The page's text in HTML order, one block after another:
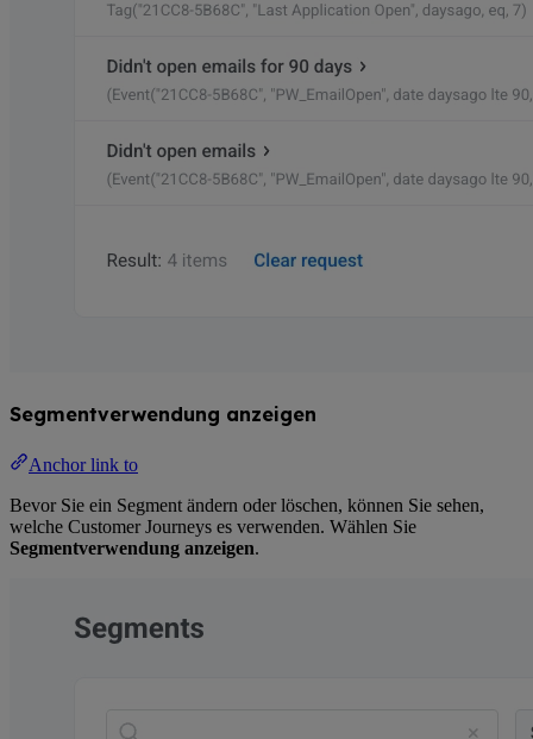
Segmentverwendung anzeigen
Anchor link to
Bevor Sie ein Segment ändern oder löschen, können Sie sehen,
welche Customer Journeys es verwenden. Wählen Sie
Segmentverwendung anzeigen.